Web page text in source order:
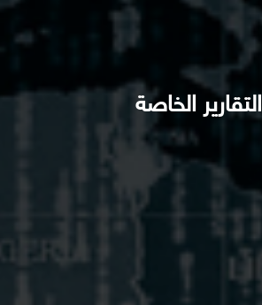
التقارير الخاصة